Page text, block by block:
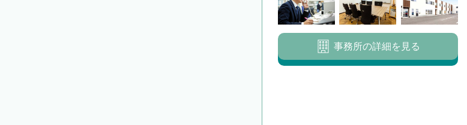
事務所の詳細を見る